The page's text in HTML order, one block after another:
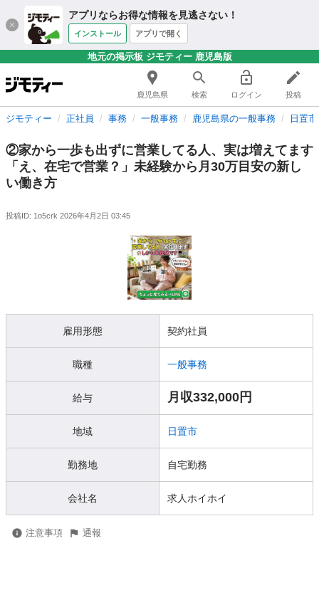
アプリならお得な情報を見逃さない！
インストール アプリで開く
地元の掲示板 ジモティー 鹿児島版
鹿児島県 検索 ログイン 投稿
ジモティー 正社員 事務 一般事務 鹿児島県の一般事務 日置
②家から一歩も出ずに営業してる人、実は増えてます
「え、在宅で営業？」未経験から月30万目安の新し
い働き方
投稿ID: 1o5crk 2026年4月2日 03:45
雇用形態 契約社員
職種 一般事務
給与 月収332,000円
地域 日置市
勤務地 自宅勤務
会社名 求人ホイホイ
注意事項 通報